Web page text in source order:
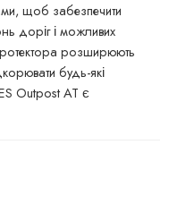
щоб забезпечити
доріг і можливих
розширюють
будь-які
Outpost AT є